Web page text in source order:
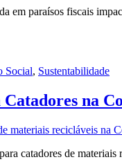
em paraísos fiscais
Social, Sustentabilidade
Catadores na
catadores de